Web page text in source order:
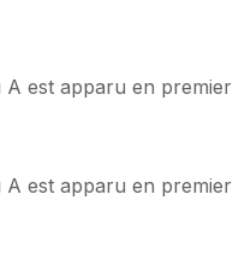
est apparu en premier
est apparu en premier